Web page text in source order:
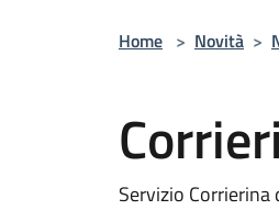
Home > Novità >
Servizio Corrierina